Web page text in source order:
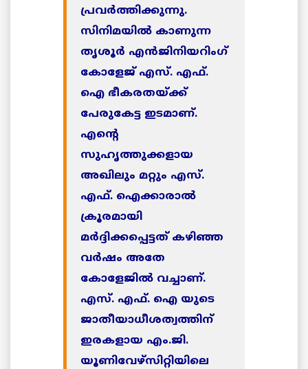
പ്രവര്‍ത്തിക്കുന്നു.
സിനിമയില്‍ കാണുന്ന
തൃശൂര്‍ എന്‍ജിനിയറിംഗ്
കോളേജ് എസ്. എഫ്.
ഐ ഭീകരതയ്ക്ക്
പേരുകേട്ട ഇടമാണ്.
എന്റെ
സുഹൃത്തുക്കളായ
അഖിലും മറ്റും എസ്.
എഫ്. ഐക്കാരാല്‍
ക്രൂരമായി
മര്‍ദ്ദിക്കപ്പെട്ടത് കഴിഞ്ഞ
വര്‍ഷം അതേ
കോളേജില്‍ വച്ചാണ്.
എസ്. എഫ്. ഐ യുടെ
ജാതീയാധീശത്വത്തിന്
ഇരകളായ എം.ജി.
യൂണിവേഴ്‌സിറ്റിയിലെ